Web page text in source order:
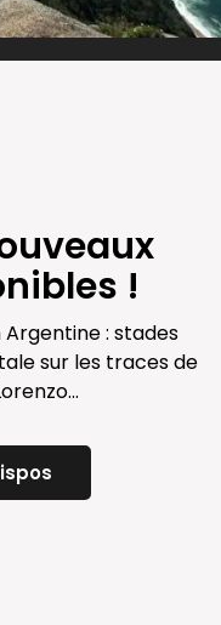
!​
: stades
sur les traces de